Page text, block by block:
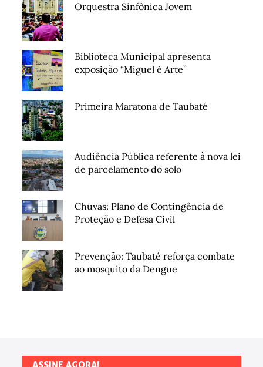
Orquestra Sinfônica Jovem
Biblioteca Municipal apresenta
exposição “Miguel é Arte”
Primeira Maratona de Taubaté
Audiência Pública referente à nova lei
de parcelamento do solo
Chuvas: Plano de Contingência de
Proteção e Defesa Civil
Prevenção: Taubaté reforça combate
ao mosquito da Dengue